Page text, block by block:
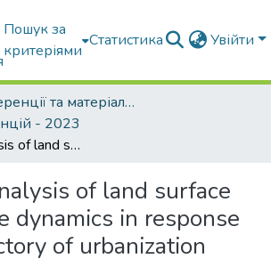
Пошук за
критеріями
Статистика Увійти
Конференції та матеріали конференцій
- 2023
Temporal analysis of land surface temperature dynamics in response to the trajectory of urbanization
of land surface
dynamics in response
of urbanization